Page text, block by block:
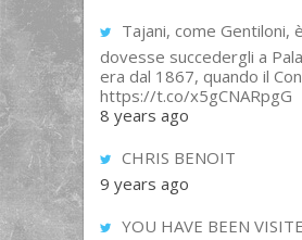
Tajani, come Gentiloni,
dovesse succedergli a
era dal 1867, quando il
https://t.co/x5gCNARpgG
8 years ago
CHRIS BENOIT
9 years ago
YOU HAVE BEEN